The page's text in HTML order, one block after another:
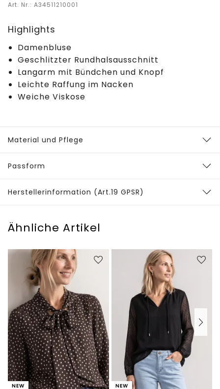
Art. Nr.: A34511210001
Highlights
Damenbluse
Geschlitzter Rundhalsausschnitt
Langarm mit Bündchen und Knopf
Leichte Raffung im Nacken
Weiche Viskose
Material und Pflege
Passform
Herstellerinformation (Art.19 GPSR)
Ähnliche Artikel
NEW NEW